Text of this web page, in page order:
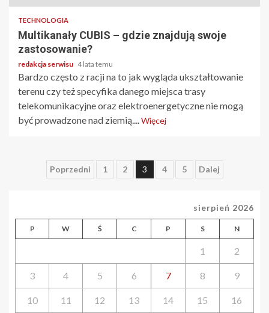
TECHNOLOGIA
Multikanały CUBIS – gdzie znajdują swoje
zastosowanie?
redakcja serwisu 4 lata temu
Bardzo często z racji na to jak wygląda ukształtowanie
terenu czy też specyfika danego miejsca trasy
telekomunikacyjne oraz elektroenergetyczne nie mogą
być prowadzone nad ziemią....Więcej
Stronicowanie
Poprzedni 1 2 3 4 5 Dalej
sierpień 2026
P W Ś C P S N
1 2
3 4 5 6 7 8 9
10 11 12 13 14 15 16